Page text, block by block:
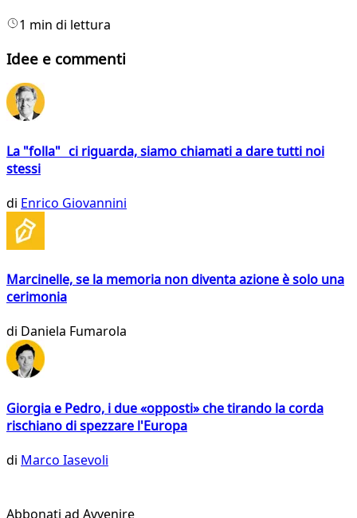
1 min di lettura
Idee e commenti
La "folla" ci riguarda, siamo chiamati a dare tutti noi
stessi
di Enrico Giovannini
Marcinelle, se la memoria non diventa azione è solo una
cerimonia
di Daniela Fumarola
Giorgia e Pedro, i due «opposti» che tirando la corda
rischiano di spezzare l'Europa
di Marco Iasevoli
Abbonati ad Avvenire